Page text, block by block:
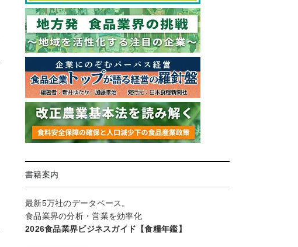
書籍案内
最新5万社のデータベース。
食品業界の分析・営業を効率化
2026食品業界ビジネスガイド【食糧年鑑】